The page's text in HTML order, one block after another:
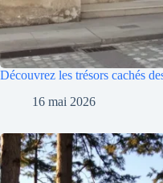
Découvrez les trésors cachés
16 mai 2026